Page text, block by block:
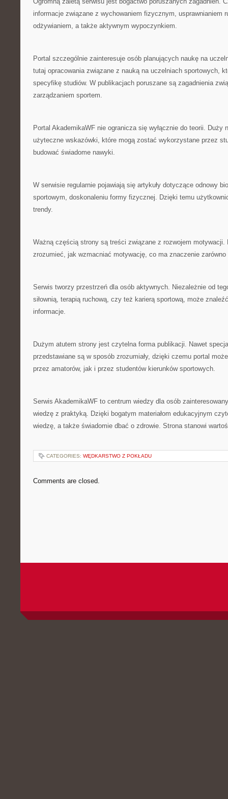
informacje związane z wychowaniem fizycznym, usprawnianiem
odżywianiem, a także aktywnym wypoczynkiem.
Portal szczególnie zainteresuje osób planujących naukę na
tutaj opracowania związane z nauką na uczelniach sportowych,
specyfikę studiów. W publikacjach poruszane są zagadnienia
zarządzaniem sportem.
Portal AkademikaWF nie ogranicza się wyłącznie do teorii. Duży
użyteczne wskazówki, które mogą zostać wykorzystane przez
budować świadome nawyki.
W serwisie regularnie pojawiają się artykuły dotyczące odnowy
sportowym, doskonaleniu formy fizycznej. Dzięki temu
trendy.
Ważną częścią strony są treści związane z rozwojem motywacji.
zrozumieć, jak wzmacniać motywację, co ma znaczenie
Serwis tworzy przestrzeń dla osób aktywnych. Niezależnie od
siłownią, terapią ruchową, czy też karierą sportową, może
informacje.
Dużym atutem strony jest czytelna forma publikacji. Nawet
przedstawiane są w sposób zrozumiały, dzięki czemu portal
przez amatorów, jak i przez studentów kierunków sportowych.
Serwis AkademikaWF to centrum wiedzy dla osób
wiedzę z praktyką. Dzięki bogatym materiałom edukacyjnym
wiedzę, a także świadomie dbać o zdrowie. Strona stanowi
CATEGORIES: WĘDKARSTWO Z POKŁADU
Comments are closed.